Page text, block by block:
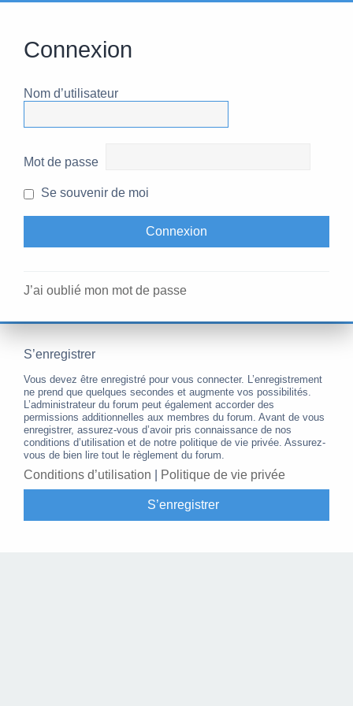
Connexion
Nom d’utilisateur
Mot de passe
Se souvenir de moi
J’ai oublié mon mot de passe
S’enregistrer
Vous devez être enregistré pour vous connecter. L’enregistrement
ne prend que quelques secondes et augmente vos possibilités.
L’administrateur du forum peut également accorder des
permissions additionnelles aux membres du forum. Avant de vous
enregistrer, assurez-vous d’avoir pris connaissance de nos
conditions d’utilisation et de notre politique de vie privée. Assurez-
vous de bien lire tout le règlement du forum.
Conditions d’utilisation Politique de vie privée
S’enregistrer